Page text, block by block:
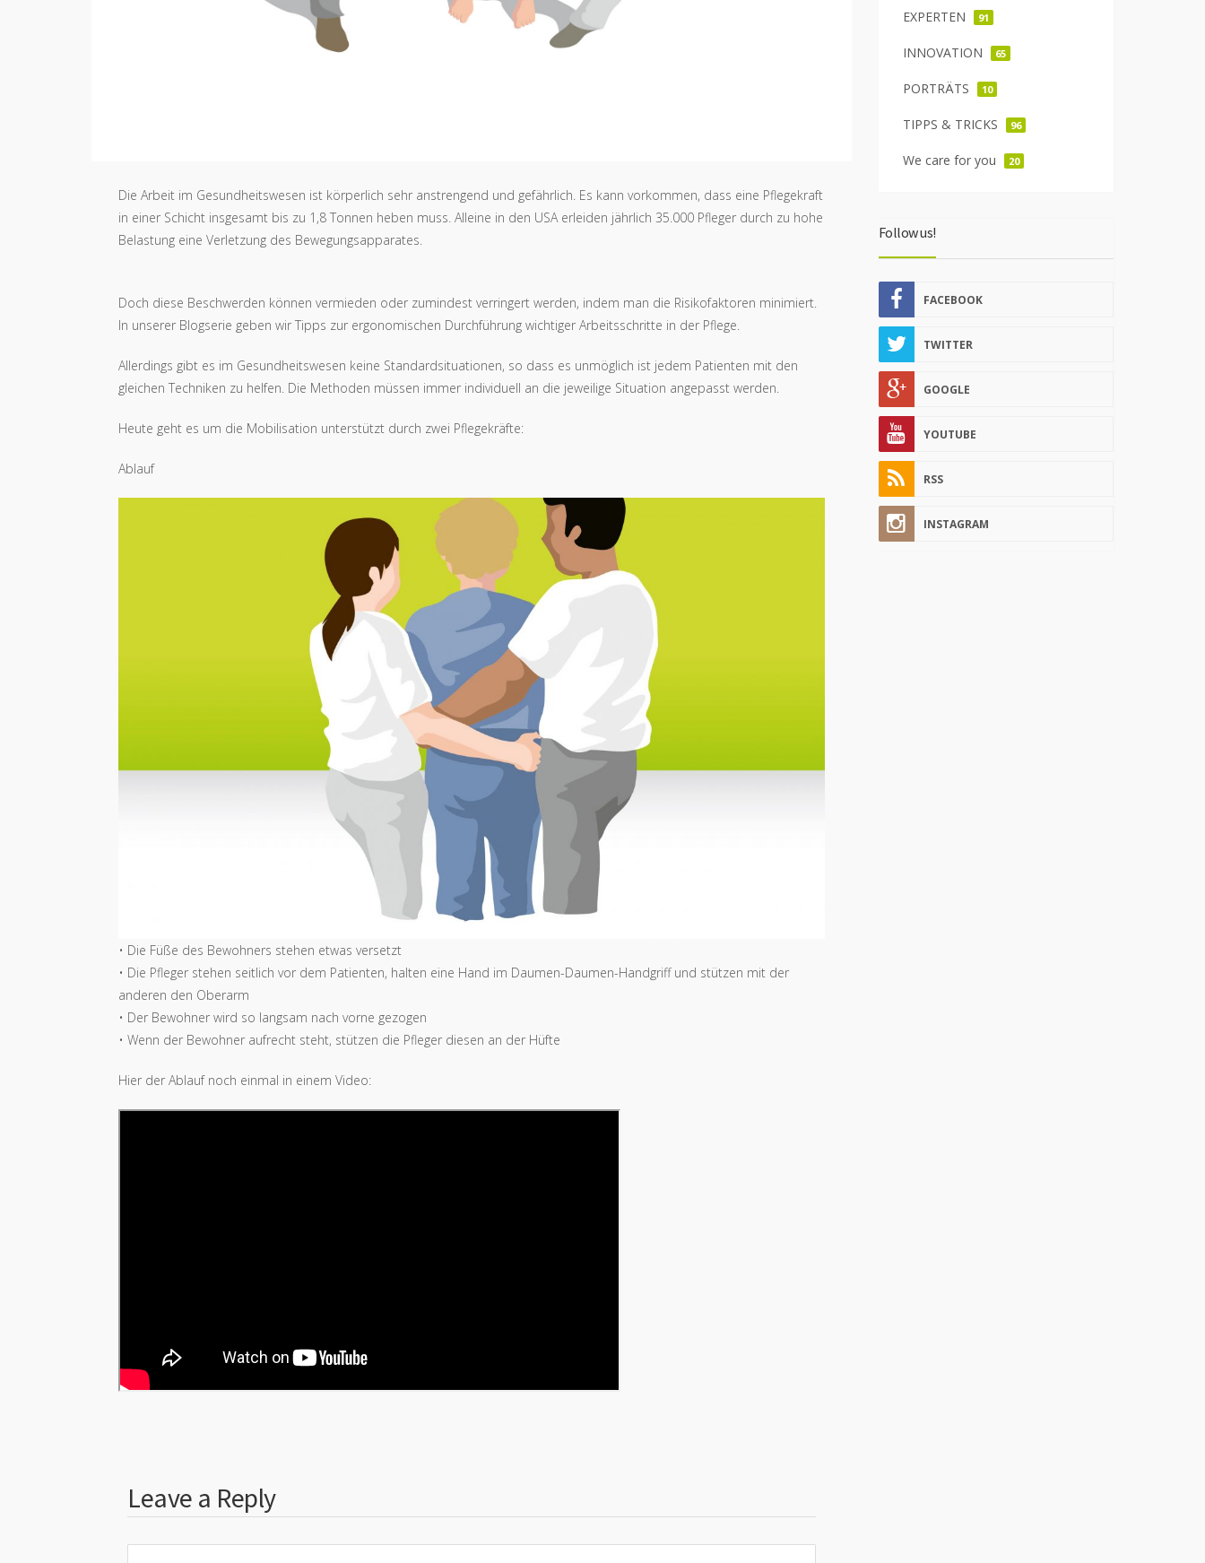
Die Arbeit im Gesundheitswesen ist körperlich sehr anstrengend und gefährlich. Es kann vorkommen, dass eine Pflegekraft
in einer Schicht insgesamt bis zu 1,8 Tonnen heben muss. Alleine in den USA erleiden jährlich 35.000 Pfleger durch zu hohe
Belastung eine Verletzung des Bewegungsapparates.
Doch diese Beschwerden können vermieden oder zumindest verringert werden, indem man die Risikofaktoren minimiert.
In unserer Blogserie geben wir Tipps zur ergonomischen Durchführung wichtiger Arbeitsschritte in der Pflege.
Allerdings gibt es im Gesundheitswesen keine Standardsituationen, so dass es unmöglich ist jedem Patienten mit den
gleichen Techniken zu helfen. Die Methoden müssen immer individuell an die jeweilige Situation angepasst werden.
Heute geht es um die Mobilisation unterstützt durch zwei Pflegekräfte:
Ablauf
• Die Füße des Bewohners stehen etwas versetzt
• Die Pfleger stehen seitlich vor dem Patienten, halten eine Hand im Daumen-Daumen-Handgriff und stützen mit der
anderen den Oberarm
• Der Bewohner wird so langsam nach vorne gezogen
• Wenn der Bewohner aufrecht steht, stützen die Pfleger diesen an der Hüfte
Hier der Ablauf noch einmal in einem Video:
Leave a Reply
EXPERTEN 91
INNOVATION 65
PORTRÄTS 10
TIPPS & TRICKS 96
We care for you 20
Follow us!
FACEBOOK
TWITTER
GOOGLE
YOUTUBE
RSS
INSTAGRAM